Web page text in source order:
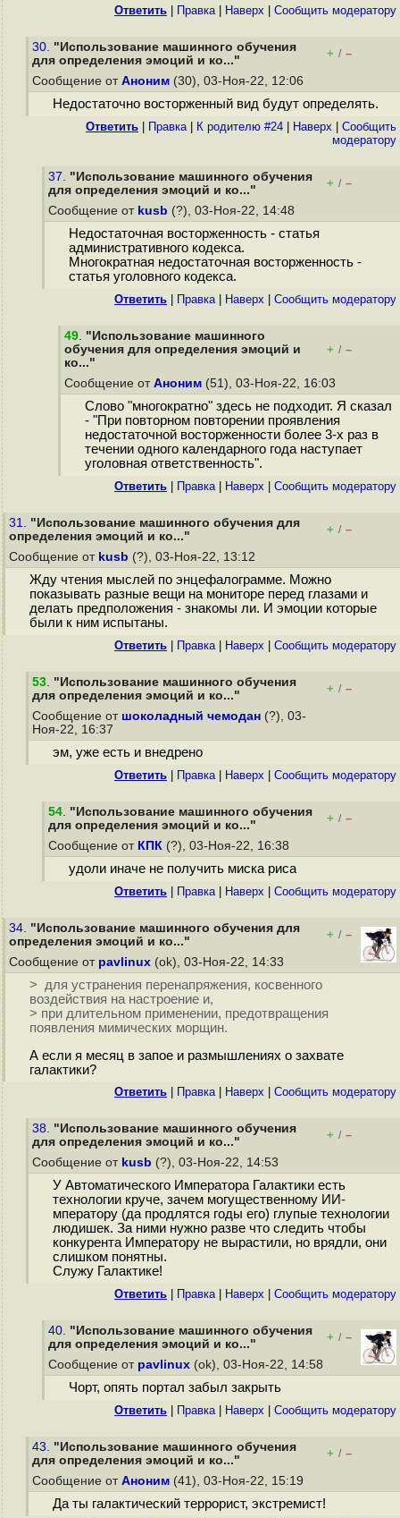
Ответить Правка| Наверх Cообщить модератору
30. "Использование машинного обучения
для определения эмоций и ко..."
+ / –
Сообщение от Аноним (30), 03-Ноя-22, 12:06
Недостаточно восторженный вид будут определять.
Ответить Правка| К родителю #24 Наверх
Cообщить
модератору
37. "Использование машинного обучения
для определения эмоций и ко..."
+ / –
Сообщение от kusb (?), 03-Ноя-22, 14:48
Недостаточная восторженность - статья
административного кодекса.
Многократная недостаточная восторженность -
статья уголовного кодекса.
Ответить Правка| Наверх Cообщить модератору
49. "Использование машинного
обучения для определения эмоций и
ко..."
+ / –
Сообщение от Аноним (51), 03-Ноя-22, 16:03
Слово "многократно" здесь не подходит. Я сказал
- "При повторном повторении проявления
недостаточной восторженности более 3-х раз в
течении одного календарного года наступает
уголовная ответственность".
Ответить Правка| Наверх Cообщить модератору
31. "Использование машинного обучения для
определения эмоций и ко..."
+ / –
Сообщение от kusb (?), 03-Ноя-22, 13:12
Жду чтения мыслей по энцефалограмме. Можно
показывать разные вещи на мониторе перед глазами и
делать предположения - знакомы ли. И эмоции которые
были к ним испытаны.
Ответить Правка| Наверх Cообщить модератору
53. "Использование машинного обучения
для определения эмоций и ко..."
+ / –
Сообщение от шоколадный чемодан (?), 03-
Ноя-22, 16:37
эм, уже есть и внедрено
Ответить Правка| Наверх Cообщить модератору
54. "Использование машинного обучения
для определения эмоций и ко..."
+ / –
Сообщение от КПК (?), 03-Ноя-22, 16:38
удоли иначе не получить миска риса
Ответить Правка| Наверх Cообщить модератору
34. "Использование машинного обучения для
определения эмоций и ко..."
+ / –
Сообщение от pavlinux (ok), 03-Ноя-22, 14:33
> для устранения перенапряжения, косвенного
воздействия на настроение и,
> при длительном применении, предотвращения
появления мимических морщин.
А если я месяц в запое и размышлениях о захвате
галактики?
Ответить Правка| Наверх Cообщить модератору
38. "Использование машинного обучения
для определения эмоций и ко..."
+ / –
Сообщение от kusb (?), 03-Ноя-22, 14:53
У Автоматического Императора Галактики есть
технологии круче, зачем могущественному ИИ-
мператору (да продлятся годы его) глупые технологии
людишек. За ними нужно разве что следить чтобы
конкурента Императору не вырастили, но врядли, они
слишком понятны.
Служу Галактике!
Ответить Правка| Наверх Cообщить модератору
40. "Использование машинного обучения
для определения эмоций и ко..."
+ / –
Сообщение от pavlinux (ok), 03-Ноя-22, 14:58
Чорт, опять портал забыл закрыть
Ответить Правка| Наверх Cообщить модератору
43. "Использование машинного обучения
для определения эмоций и ко..."
+ / –
Сообщение от Аноним (41), 03-Ноя-22, 15:19
Да ты галактический террорист, экстремист!